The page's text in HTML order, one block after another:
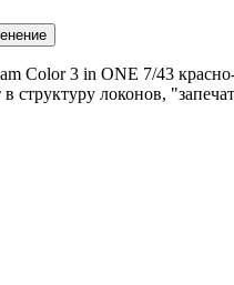
Color 3 in ONE 7/43
структуру локонов,